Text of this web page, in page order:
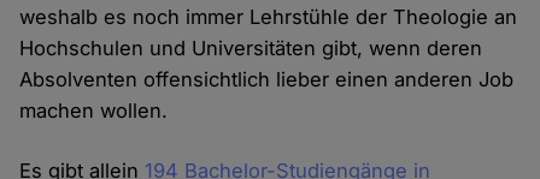
weshalb es noch immer Lehrstühle der Theologie an
Hochschulen und Universitäten gibt, wenn deren
Absolventen offensichtlich lieber einen anderen Job
machen wollen.
Es gibt allein 194 Bachelor-Studiengänge in